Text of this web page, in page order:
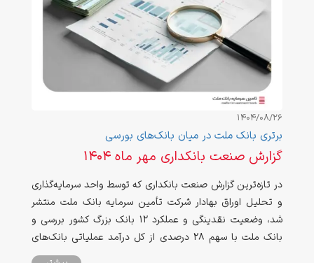
1404/08/26
برتری بانک ملت در میان بانک‌های بورسی
گزارش صنعت بانکداری مهر ماه 1404
در تازه‌ترین گزارش صنعت بانکداری که توسط واحد سرمایه‌گذاری
و تحلیل اوراق بهادار شرکت تأمین سرمایه بانک ملت منتشر
شد، وضعیت نقدینگی و عملکرد ۱2 بانک بزرگ کشور بررسی و
بانک ملت با سهم ۲۸ درصدی از کل درآمد عملیاتی بانک‌های
بورسی در مهرماه ۱۴۰۴، در جایگاه نخست نظام بانکی کشور